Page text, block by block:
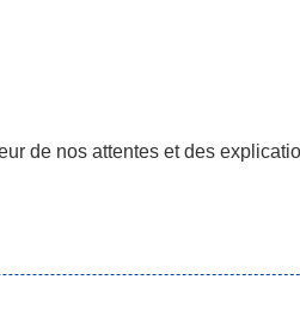
de nos attentes et des